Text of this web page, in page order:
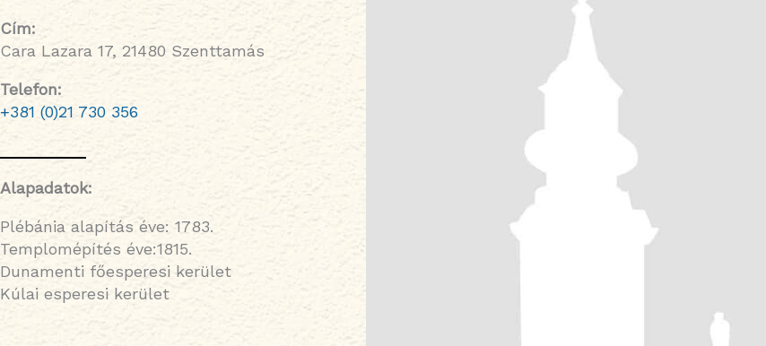
Cím:
Cara Lazara 17, 21480 Szenttamás
Telefon:
+381 (0)21 730 356
Alapadatok:
Plébánia alapítás éve: 1783.
Templomépítés éve:1815.
Dunamenti főesperesi kerület
Kúlai esperesi kerület